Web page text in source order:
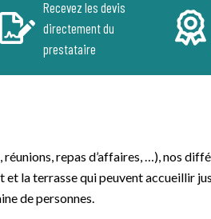
Recevez les devis
directement du
prestataire
repas d’affaires, …), nos
la terrasse qui peuvent accueillir
de personnes.